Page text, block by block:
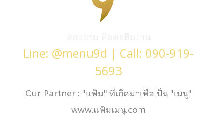
Line: @menu9d | Call: 090-919-
5693
Our Partner : "แฟ้ม" ที่เกิดมาเพื่อเป็น "เมนู"
www.แฟ้มเมนู.com